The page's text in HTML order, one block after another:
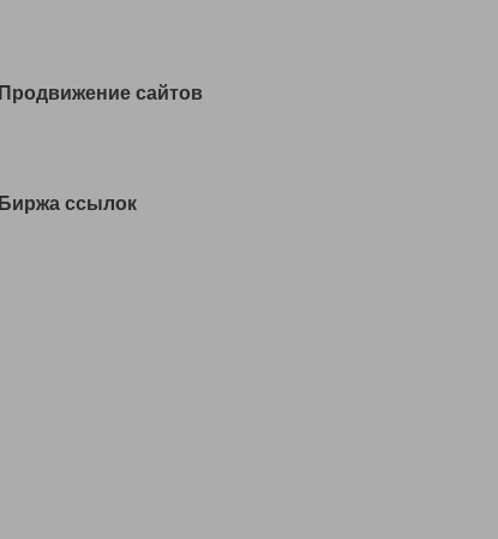
Продвижение сайтов
Биржа ссылок